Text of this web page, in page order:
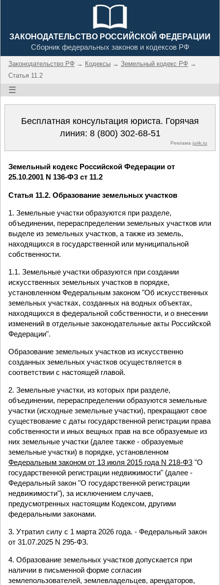
ЗАКОНОДАТЕЛЬСТВО РОССИЙСКОЙ ФЕДЕРАЦИИ
Сборник федеральных законов и кодексов РФ
Законодательство РФ → Кодексы → Земельный кодекс РФ →
Статья 11.2
☰
Бесплатная консультация юриста. Горячая
линия: 8 (800) 302-68-51
Реклама jurik.ru
Земельный кодекс Российской Федерации от
25.10.2001 N 136-ФЗ ст 11.2
Статья 11.2. Образование земельных участков
1. Земельные участки образуются при разделе,
объединении, перераспределении земельных участков или
выделе из земельных участков, а также из земель,
находящихся в государственной или муниципальной
собственности.
1.1. Земельные участки образуются при создании
искусственных земельных участков в порядке,
установленном Федеральным законом "Об искусственных
земельных участках, созданных на водных объектах,
находящихся в федеральной собственности, и о внесении
изменений в отдельные законодательные акты Российской
Федерации".
Образование земельных участков из искусственно
созданных земельных участков осуществляется в
соответствии с настоящей главой.
2. Земельные участки, из которых при разделе,
объединении, перераспределении образуются земельные
участки (исходные земельные участки), прекращают свое
существование с даты государственной регистрации права
собственности и иных вещных прав на все образуемые из
них земельные участки (далее также - образуемые
земельные участки) в порядке, установленном
Федеральным законом от 13 июля 2015 года N 218-ФЗ "О
государственной регистрации недвижимости" (далее -
Федеральный закон "О государственной регистрации
недвижимости"), за исключением случаев,
предусмотренных настоящим Кодексом, другими
федеральными законами.
3. Утратил силу с 1 марта 2026 года. - Федеральный закон
от 31.07.2025 N 295-ФЗ.
4. Образование земельных участков допускается при
наличии в письменной форме согласия
землепользователей, землевладельцев, арендаторов,